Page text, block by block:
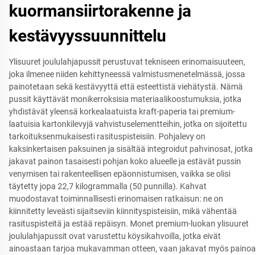
kuormansiirtorakenne ja
kestävyyssuunnittelu
Ylisuuret joululahjapussit perustuvat tekniseen erinomaisuuteen,
joka ilmenee niiden kehittyneessä valmistusmenetelmässä, jossa
painotetaan sekä kestävyyttä että esteettistä viehätystä. Nämä
pussit käyttävät monikerroksisia materiaalikoostumuksia, jotka
yhdistävät yleensä korkealaatuista kraft-paperia tai premium-
laatuisia kartonkilevyjä vahvistuselementteihin, jotka on sijoitettu
tarkoituksenmukaisesti rasituspisteisiin. Pohjalevy on
kaksinkertaisen paksuinen ja sisältää integroidut pahvinosat, jotka
jakavat painon tasaisesti pohjan koko alueelle ja estävät pussin
venymisen tai rakenteellisen epäonnistumisen, vaikka se olisi
täytetty jopa 22,7 kilogrammalla (50 punnilla). Kahvat
muodostavat toiminnallisesti erinomaisen ratkaisun: ne on
kiinnitetty leveästi sijaitseviin kiinnityspisteisiin, mikä vähentää
rasituspisteitä ja estää repäisyn. Monet premium-luokan ylisuuret
joululahjapussit ovat varustettu köysikahvoilla, jotka eivät
ainoastaan tarjoa mukavamman otteen, vaan jakavat myös painoa